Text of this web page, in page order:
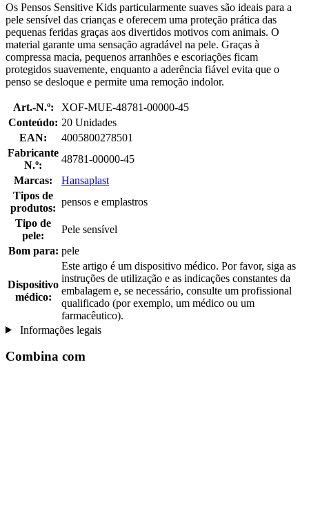
Os Pensos Sensitive Kids particularmente suaves são ideais para a
pele sensível das crianças e oferecem uma proteção prática das
pequenas feridas graças aos divertidos motivos com animais. O
material garante uma sensação agradável na pele. Graças à
compressa macia, pequenos arranhões e escoriações ficam
protegidos suavemente, enquanto a aderência fiável evita que o
penso se desloque e permite uma remoção indolor.
Art.-N.º:
XOF-MUE-48781-00000-45
Conteúdo: 20 Unidades
EAN:
4005800278501
Fabricante
N.º:
48781-00000-45
Marcas:
Hansaplast
Tipos de
produtos:
pensos e emplastros
Tipo de
pele:
Pele sensível
Bom para: pele
Dispositivo
médico:
Este artigo é um dispositivo médico. Por favor, siga as
instruções de utilização e as indicações constantes da
embalagem e, se necessário, consulte um profissional
qualificado (por exemplo, um médico ou um
farmacêutico).
Informações legais
Combina com